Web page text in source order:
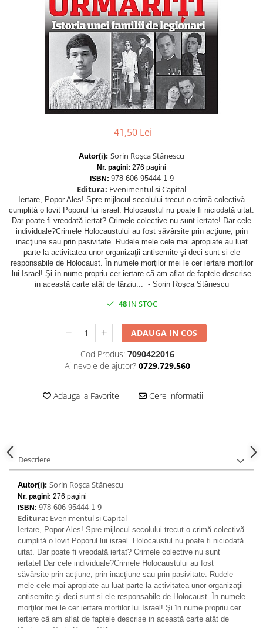
Istorie/Critica
Jurnale/Memorii
Manuale scolare/Cursuri
Spiritualitate/Ezoterism
Sport
Stiinte/Educatie
41,50 Lei
Autor(i): Sorin Roşca Stănescu
Nr. pagini: 276 pagini
ISBN: 978-606-95444-1-9
Editura: Evenimentul si Capital
Iertare, Popor Ales! Spre mijlocul secolului trecut o crimă colectivã
cumplità o lovit Poporul lui israel. Holocaustul nu poate fi niciodată uitat.
Dar poate fi vreodată iertat? Crimele colective nu sunt iertate! Dar cele
individuale?Crimele Holocaustului au fost săvârsite prin acţiune, prin
inacţiune sau prin pasivitate. Rudele mele cele mai apropiate au luat
parte la activitatea unor organizaţii antisemite şi deci sunt si ele
responsabile de Holocaust. În numele morţilor mei le cer iertare mortilor
lui Israel! Şi în nume propriu cer iertare cã am aflat de faptele descrise
in această carte atât de târziu... - Sorin Roşca Stănescu
48IN STOC
ADAUGA IN COS
Cod Produs: 7090422016
Ai nevoie de ajutor? 0729.729.560
Adauga la Favorite Cere informatii
Descriere
Autor(i): Sorin Roşca Stănescu
Nr. pagini: 276 pagini
ISBN: 978-606-95444-1-9
Editura: Evenimentul si Capital
Iertare, Popor Ales! Spre mijlocul secolului trecut o crimă colectivã
cumplità o lovit Poporul lui israel. Holocaustul nu poate fi niciodată
uitat. Dar poate fi vreodată iertat? Crimele colective nu sunt
iertate! Dar cele individuale?Crimele Holocaustului au fost
săvârsite prin acţiune, prin inacţiune sau prin pasivitate. Rudele
mele cele mai apropiate au luat parte la activitatea unor organizaţii
antisemite şi deci sunt si ele responsabile de Holocaust. În numele
morţilor mei le cer iertare mortilor lui Israel! Şi în nume propriu cer
iertare cã am aflat de faptele descrise in această carte atât de